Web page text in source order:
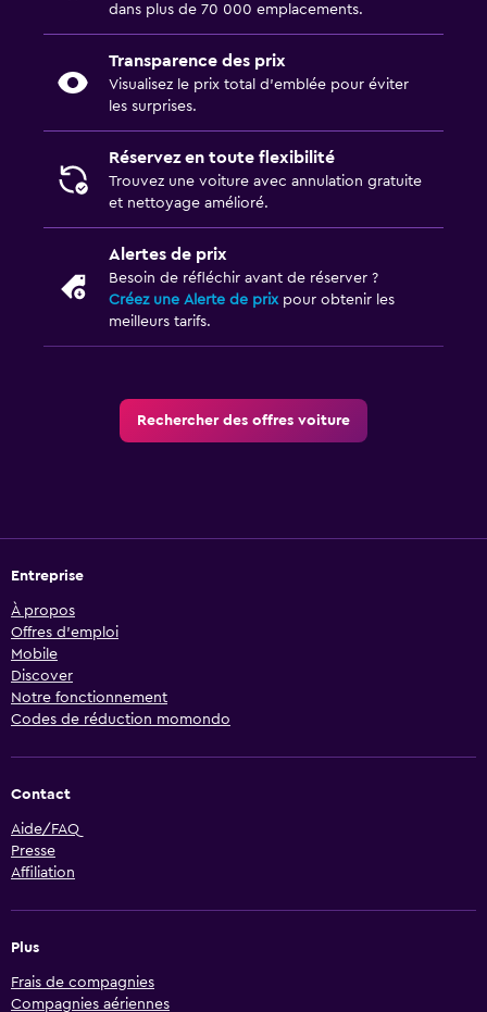
dans plus de 70 000 emplacements.
Transparence des prix
Visualisez le prix total d’emblée pour éviter
les surprises.
Réservez en toute flexibilité
Trouvez une voiture avec annulation gratuite
et nettoyage amélioré.
Alertes de prix
Besoin de réfléchir avant de réserver ?
Créez une Alerte de prixpour obtenir les
meilleurs tarifs.
Rechercher des offres voiture
Entreprise
À propos
Offres d’emploi
Mobile
Discover
Notre fonctionnement
Codes de réduction momondo
Contact
Aide/FAQ
Presse
Affiliation
Plus
Frais de compagnies
Compagnies aériennes